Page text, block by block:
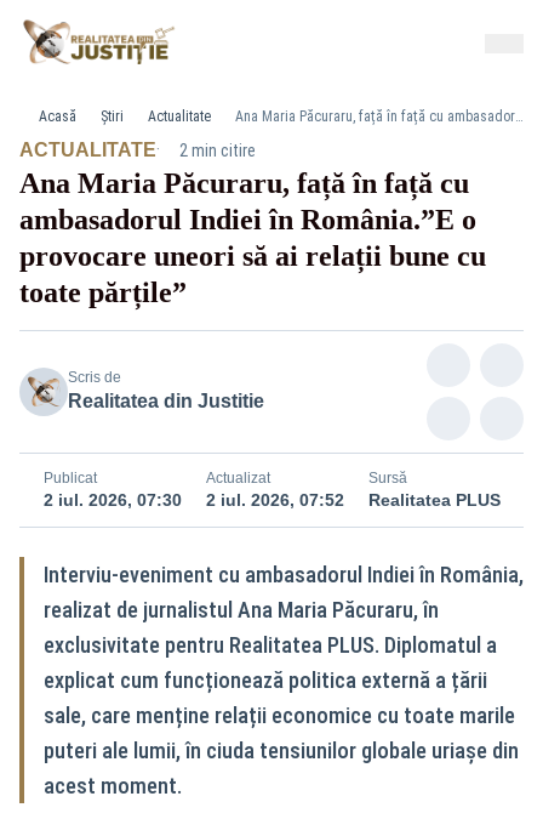
Acasă Știri Actualitate Ana Maria Păcuraru, față în față cu ambasadorul Indiei în România.”E o provocare uneori să ai relații bune cu toate părțile”
ACTUALITATE· 2 min citire
Ana Maria Păcuraru, față în față cu
ambasadorul Indiei în România.”E o
provocare uneori să ai relații bune cu
toate părțile”
Scris de
Realitatea din Justitie
Publicat
2 iul. 2026, 07:30
Actualizat
2 iul. 2026, 07:52
Sursă
Realitatea PLUS
Interviu-eveniment cu ambasadorul Indiei în România,
realizat de jurnalistul Ana Maria Păcuraru, în
exclusivitate pentru Realitatea PLUS. Diplomatul a
explicat cum funcționează politica externă a țării
sale, care menține relații economice cu toate marile
puteri ale lumii, în ciuda tensiunilor globale uriașe din
acest moment.